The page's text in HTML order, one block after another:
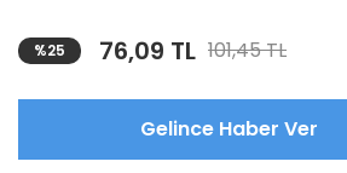
%25 76,09 TL 101,45 TL
Gelince Haber Ver